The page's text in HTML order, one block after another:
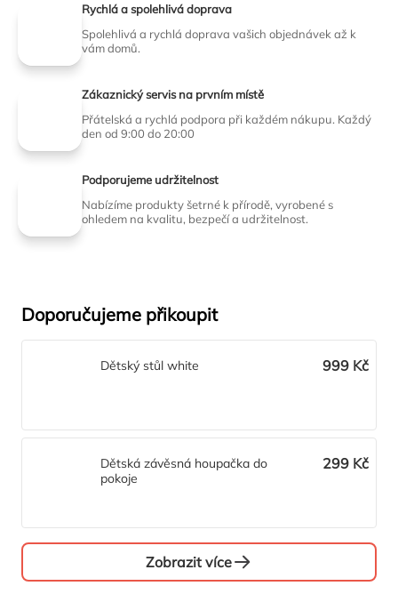
Rychlá a spolehlivá doprava
Spolehlivá a rychlá doprava vašich objednávek až k
vám domů.
Zákaznický servis na prvním místě
Přátelská a rychlá podpora při každém nákupu. Každý
den od 9:00 do 20:00
Podporujeme udržitelnost
Nabízíme produkty šetrné k přírodě, vyrobené s
ohledem na kvalitu, bezpečí a udržitelnost.
Doporučujeme přikoupit
Dětský stůl white 999 Kč
Dětská závěsná houpačka do
pokoje
299 Kč
Zobrazit více